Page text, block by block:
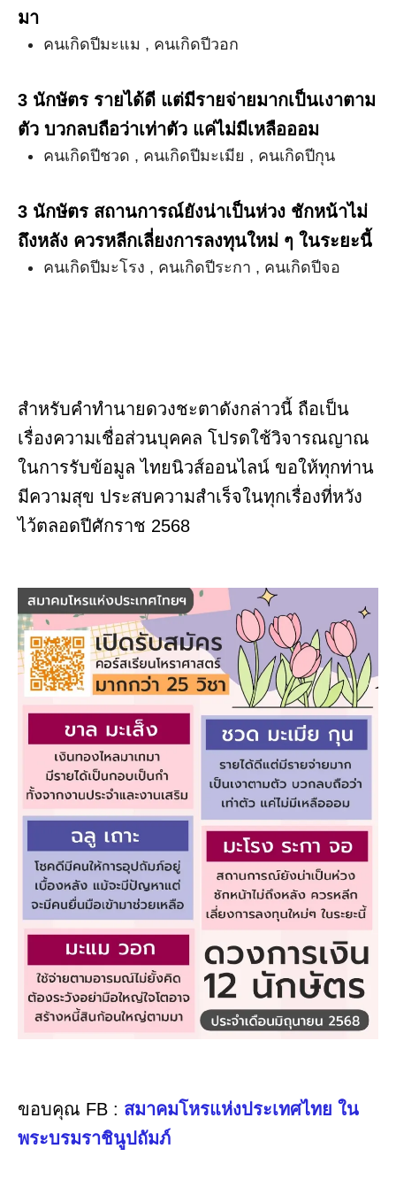
มา
คนเกิดปีมะแม , คนเกิดปีวอก
3 นักษัตร รายได้ดี แต่มีรายจ่ายมากเป็นเงาตาม
ตัว บวกลบถือว่าเท่าตัว แค่ไม่มีเหลือออม
คนเกิดปีชวด , คนเกิดปีมะเมีย , คนเกิดปีกุน
3 นักษัตร สถานการณ์ยังน่าเป็นห่วง ชักหน้าไม่
ถึงหลัง ควรหลีกเลี่ยงการลงทุนใหม่ ๆ ในระยะนี้
คนเกิดปีมะโรง , คนเกิดปีระกา , คนเกิดปีจอ
สำหรับคำทำนายดวงชะตาดังกล่าวนี้ ถือเป็น
เรื่องความเชื่อส่วนบุคคล โปรดใช้วิจารณญาณ
ในการรับข้อมูล ไทยนิวส์ออนไลน์ ขอให้ทุกท่าน
มีความสุข ประสบความสำเร็จในทุกเรื่องที่หวัง
ไว้ตลอดปีศักราช 2568
ขอบคุณ FB : สมาคมโหรแห่งประเทศไทย ใน
พระบรมราชินูปถัมภ์